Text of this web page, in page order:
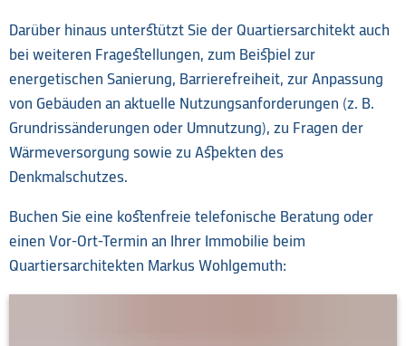
Darüber hinaus unterstützt Sie der Quartiersarchitekt auch
bei weiteren Fragestellungen, zum Beispiel zur
energetischen Sanierung, Barrierefreiheit, zur Anpassung
von Gebäuden an aktuelle Nutzungsanforderungen (z. B.
Grundrissänderungen oder Umnutzung), zu Fragen der
Wärmeversorgung sowie zu Aspekten des
Denkmalschutzes.
Buchen Sie eine kostenfreie telefonische Beratung oder
einen Vor-Ort-Termin an Ihrer Immobilie beim
Quartiersarchitekten Markus Wohlgemuth: